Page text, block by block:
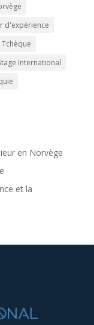
d'expérience
International
en Norvège
et la